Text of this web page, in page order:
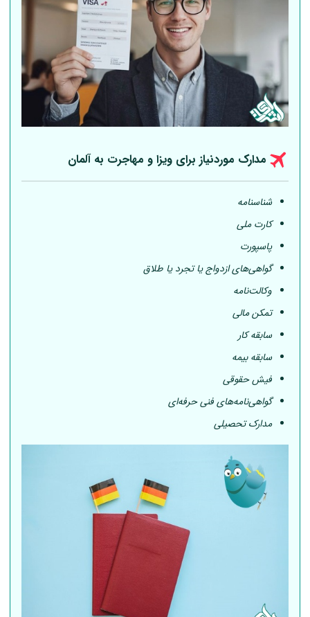
مدارک موردنیاز برای ویزا و مهاجرت بهآلمان
شناسنامه
کارت ملی
پاسپورت
گواهی‌های ازدواج یا تجرد یا طلاق
وکالت‌نامه
تمکن مالی
سابقه کار
سابقه بیمه
فیش حقوقی
گواهی‌نامه‌های فنی حرفه‌ای
مدارک تحصیلی